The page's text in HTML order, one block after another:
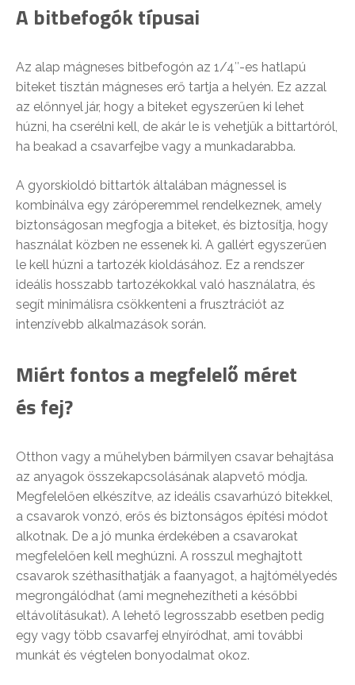
A bitbefogók típusai
Az alap mágneses bitbefogón az 1/4″-es hatlapú
biteket tisztán mágneses erő tartja a helyén. Ez azzal
az előnnyel jár, hogy a biteket egyszerűen ki lehet
húzni, ha cserélni kell, de akár le is vehetjük a bittartóról,
ha beakad a csavarfejbe vagy a munkadarabba.
A gyorskioldó bittartók általában mágnessel is
kombinálva egy záróperemmel rendelkeznek, amely
biztonságosan megfogja a biteket, és biztosítja, hogy
használat közben ne essenek ki. A gallért egyszerűen
le kell húzni a tartozék kioldásához. Ez a rendszer
ideális hosszabb tartozékokkal való használatra, és
segít minimálisra csökkenteni a frusztrációt az
intenzívebb alkalmazások során.
Miért fontos a megfelelő méret
és fej?
Otthon vagy a műhelyben bármilyen csavar behajtása
az anyagok összekapcsolásának alapvető módja.
Megfelelően elkészítve, az ideális csavarhúzó bitekkel,
a csavarok vonzó, erős és biztonságos építési módot
alkotnak. De a jó munka érdekében a csavarokat
megfelelően kell meghúzni. A rosszul meghajtott
csavarok széthasíthatják a faanyagot, a hajtómélyedés
megrongálódhat (ami megnehezítheti a későbbi
eltávolításukat). A lehető legrosszabb esetben pedig
egy vagy több csavarfej elnyíródhat, ami további
munkát és végtelen bonyodalmat okoz.